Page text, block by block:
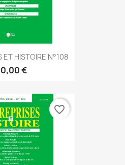
ET HISTOIRE N°108
€
favorite_border